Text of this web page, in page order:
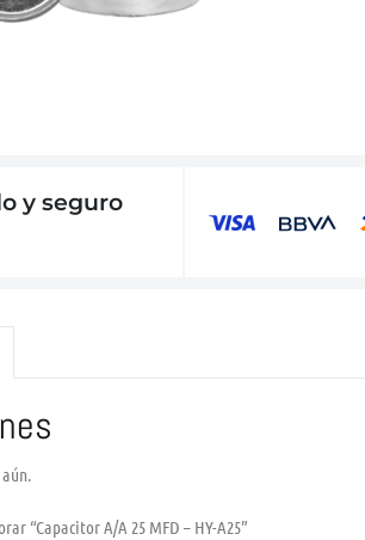
y seguro
“Capacitor A/A 25 MFD – HY-A25”